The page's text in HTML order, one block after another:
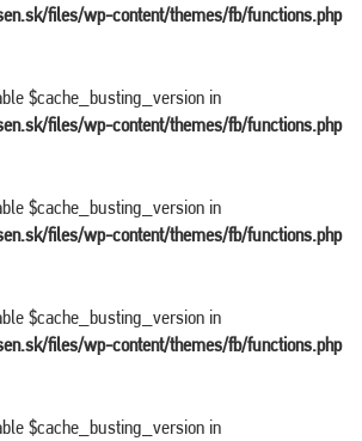
files/wp-content/themes/fb/functions.php
$cache_busting_version in
files/wp-content/themes/fb/functions.php
$cache_busting_version in
files/wp-content/themes/fb/functions.php
$cache_busting_version in
files/wp-content/themes/fb/functions.php
$cache_busting_version in